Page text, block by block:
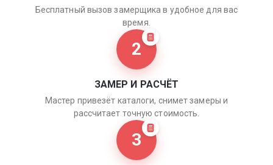
Бесплатный вызов замерщика в удобное для вас
время.
2
ЗАМЕР И РАСЧЁТ
Мастер привезёт каталоги, снимет замеры и
рассчитает точную стоимость.
3